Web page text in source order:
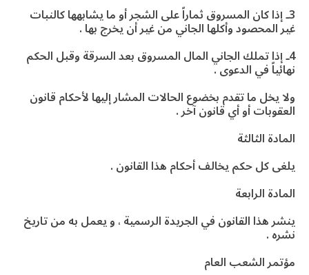
3ـ إذا كان المسروق ثماراً على الشجر أو ما يشابهها كالنبات
غير المحصود وأكلها الجاني من غير أن يخرج بها .
4ـ إذا تملك الجاني المال المسروق بعد السرقة وقبل الحكم
نهائياً في الدعوى .
ولا يخل ما تقدم بخضوع الحالات المشار إليها لأحكام قانون
العقوبات أو أي قانون آخر .
المادة الثالثة
يلغى كل حكم يخالف أحكام هذا القانون .
المادة الرابعة
ينشر هذا القانون في الجريدة الرسمية ، و يعمل به من تاريخ
نشره .
مؤتمر الشعب العام